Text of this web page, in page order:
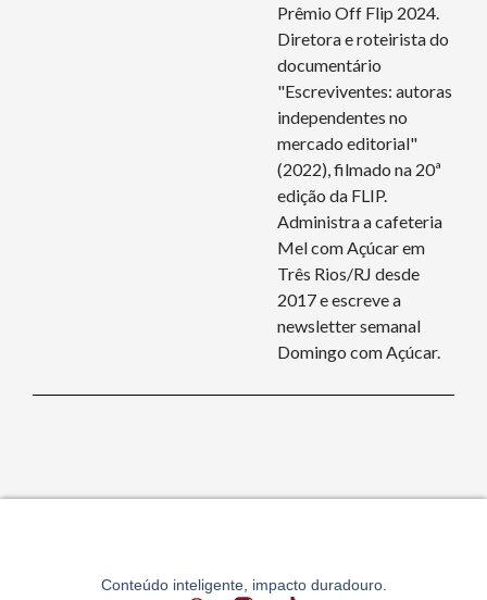
Prêmio Off Flip 2024.
Diretora e roteirista do
documentário
"Escreviventes: autoras
independentes no
mercado editorial"
(2022), filmado na 20ª
edição da FLIP.
Administra a cafeteria
Mel com Açúcar em
Três Rios/RJ desde
2017 e escreve a
newsletter semanal
Domingo com Açúcar.
Conteúdo inteligente, impacto duradouro.